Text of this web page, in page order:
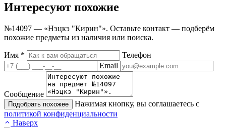
Интересуют похожие
№14097 — «Нэцкэ "Кирин"». Оставьте контакт — подберём
похожие предметы из наличия или поиска.
Имя *
Телефон
Email
Сообщение
Подобрать похожее
Нажимая кнопку, вы соглашаетесь с
политикой конфиденциальности
Наверх